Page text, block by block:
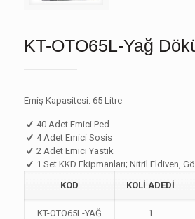
KT-OTO65L-Yağ
Emiş Kapasitesi: 65 Litre
40 Adet Emici Ped
4 Adet Emici Sosis
2 Adet Emici Yastık
1 Set KKD Ekipmanları; Nitril Eldiven,
KOD
KOLİ ADEDİ
KT-OTO65L-YAĞ 1